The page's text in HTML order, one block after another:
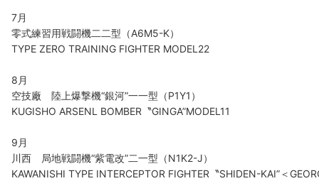
7月
零式練習用戦闘機二二型（A6M5-K）
TYPE ZERO TRAINING FIGHTER MODEL22
8月
空技廠 陸上爆撃機“銀河”一一型（P1Y1）
KUGISHO ARSENL BOMBER〝GINGA”MODEL11
9月
川西 局地戦闘機“紫電改”二一型（N1K2-J）
KAWANISHI TYPE INTERCEPTOR FIGHTER〝SHIDEN-KAI”＜